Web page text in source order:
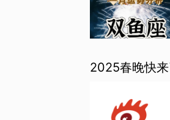
2025春晚快